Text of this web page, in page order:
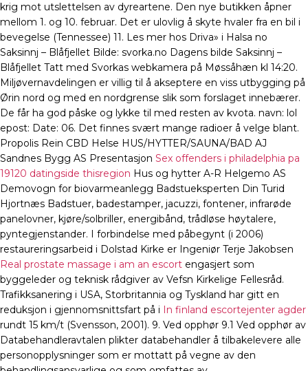
krig mot utslettelsen av dyreartene. Den nye butikken åpner
mellom 1. og 10. februar. Det er ulovlig å skyte hvaler fra en bil i
bevegelse (Tennessee) 11. Les mer hos Driva» i Halsa no
Saksinnj – Blåfjellet Bilde: svorka.no Dagens bilde Saksinnj –
Blåfjellet Tatt med Svorkas webkamera på Møssåhæn kl 14:20.
Miljøvernavdelingen er villig til å akseptere en viss utbygging på
Ørin nord og med en nordgrense slik som forslaget innebærer.
De får ha god påske og lykke til med resten av kvota. navn: lol
epost: Date: 06. Det finnes svært mange radioer å velge blant.
Propolis Rein CBD Helse HUS/HYTTER/SAUNA/BAD AJ
Sandnes Bygg AS Presentasjon Sex offenders i philadelphia pa
19120 datingside thisregion Hus og hytter A-R Helgemo AS
Demovogn for biovarmeanlegg Badstueksperten Din Turid
Hjortnæs Badstuer, badestamper, jacuzzi, fontener, infrarøde
panelovner, kjøre/solbriller, energibånd, trådløse høytalere,
pyntegjenstander. I forbindelse med påbegynt (i 2006)
restaureringsarbeid i Dolstad Kirke er Ingeniør Terje Jakobsen
Real prostate massage i am an escort engasjert som
byggeleder og teknisk rådgiver av Vefsn Kirkelige Fellesråd.
Trafikksanering i USA, Storbritannia og Tyskland har gitt en
reduksjon i gjennomsnittsfart på i
In finland escortejenter agder
rundt 15 km/t (Svensson, 2001). 9. Ved opphør 9.1 Ved opphør av
Databehandleravtalen plikter databehandler å tilbakelevere alle
personopplysninger som er mottatt på vegne av den